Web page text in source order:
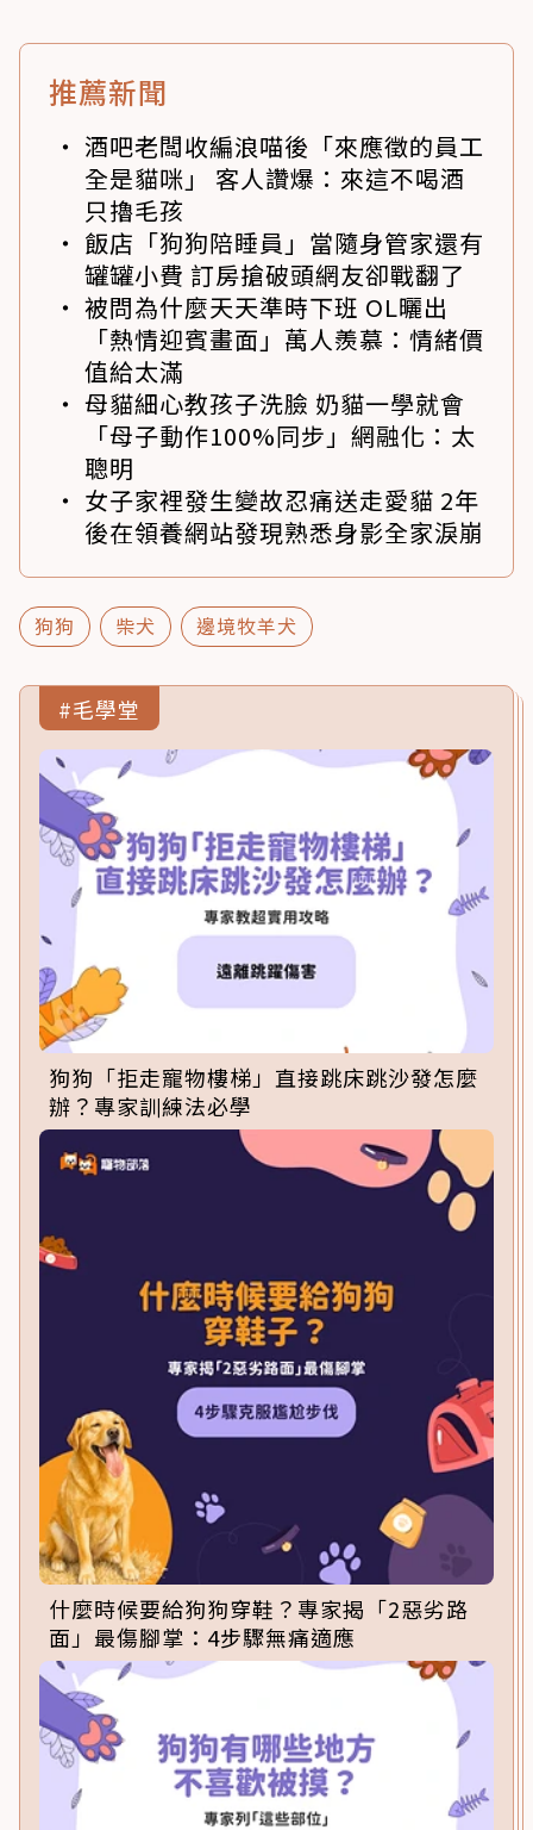
推薦新聞
酒吧老闆收編浪喵後「來應徵的員工
全是貓咪」 客人讚爆：來這不喝酒
只擼毛孩
飯店「狗狗陪睡員」當隨身管家還有
罐罐小費 訂房搶破頭網友卻戰翻了
被問為什麼天天準時下班 OL曬出
「熱情迎賓畫面」萬人羨慕：情緒價
值給太滿
母貓細心教孩子洗臉 奶貓一學就會
「母子動作100%同步」網融化：太
聰明
女子家裡發生變故忍痛送走愛貓 2年
後在領養網站發現熟悉身影全家淚崩
狗狗 柴犬 邊境牧羊犬
#毛學堂
狗狗「拒走寵物樓梯」直接跳床跳沙發怎麼
辦？專家訓練法必學
什麼時候要給狗狗穿鞋？專家揭「2惡劣路
面」最傷腳掌：4步驟無痛適應